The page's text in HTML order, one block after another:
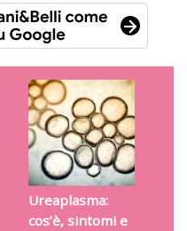
Ureaplasma:
cos’è, sintomi e